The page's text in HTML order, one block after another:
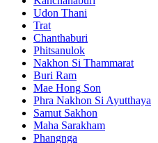
Udon Thani
Trat
Chanthaburi
Phitsanulok
Nakhon Si Thammarat
Buri Ram
Mae Hong Son
Phra Nakhon Si Ayutthaya
Samut Sakhon
Maha Sarakham
Phangnga